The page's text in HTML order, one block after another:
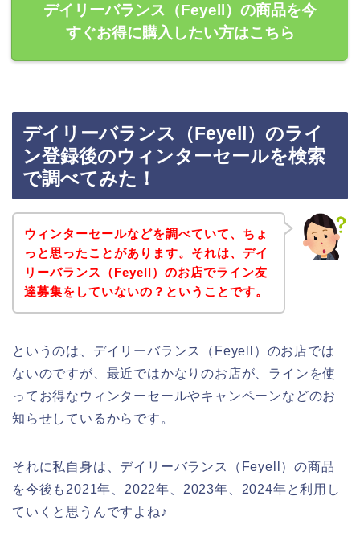
デイリーバランス（Feyell）の商品を今
すぐお得に購入したい方はこちら
デイリーバランス（Feyell）のライ
ン登録後のウィンターセールを検索
で調べてみた！
ウィンターセールなどを調べていて、ちょ
っと思ったことがあります。それは、デイ
リーバランス（Feyell）のお店でライン友
達募集をしていないの？ということです。
というのは、デイリーバランス（Feyell）のお店では
ないのですが、最近ではかなりのお店が、ラインを使
ってお得なウィンターセールやキャンペーンなどのお
知らせしているからです。
それに私自身は、デイリーバランス（Feyell）の商品
を今後も2021年、2022年、2023年、2024年と利用し
ていくと思うんですよね♪